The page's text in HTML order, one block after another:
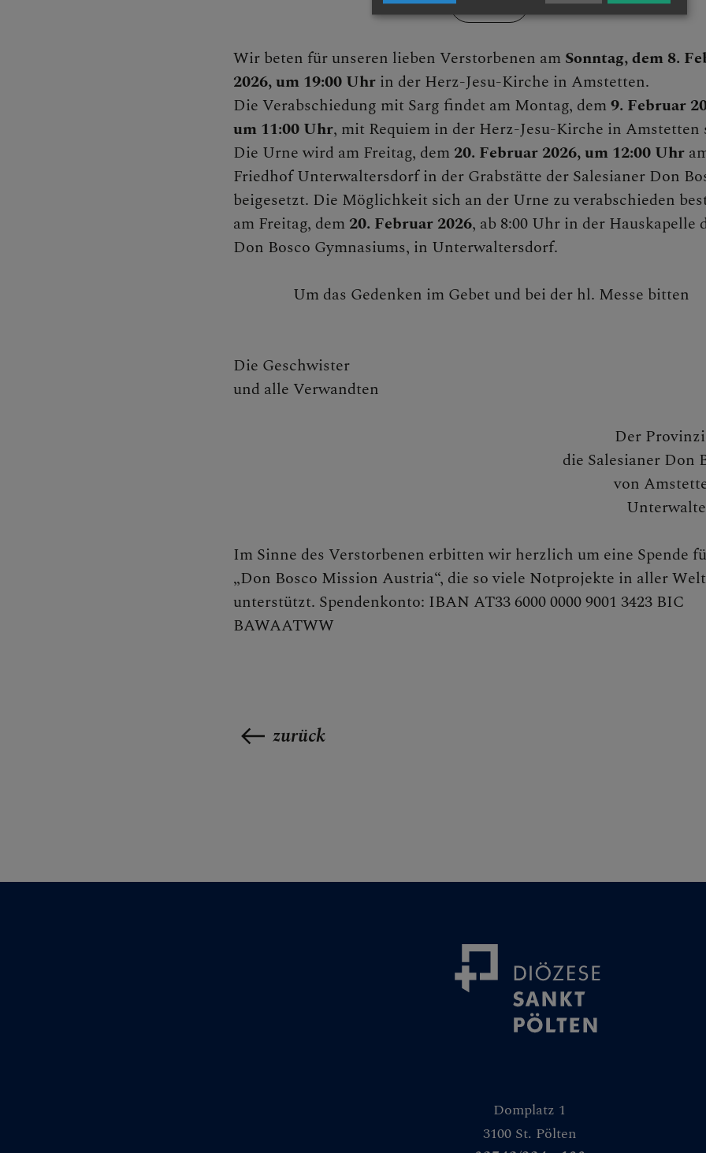
Presse und Aktuelles
Pfarrliche Öffentlichkeitsarbeit
Verstorbene
PfarrMedienAkademie
Wir beten für unseren lieben Verstorbenen am Sonntag, dem 8.
2026, um 19:00 Uhrin der Herz-Jesu-Kirche in Amstetten.
Die Verabschiedung mit Sarg findet am Montag, dem 9. Februar
um 11:00 Uhr, mit Requiem in der Herz-Jesu-Kirche in Amstetten
Die Urne wird am Freitag, dem 20. Februar 2026, um 12:00 Uhr
Friedhof Unterwaltersdorf in der Grabstätte der Salesianer Don
beigesetzt. Die Möglichkeit sich an der Urne zu verabschieden
am Freitag, dem 20. Februar 2026, ab 8:00 Uhr in der Hauskapelle
Don Bosco Gymnasiums, in Unterwaltersdorf.
Um das Gedenken im Gebet und bei der hl. Messe bitten
Die Geschwister
und alle Verwandten
Der
die Salesianer Don
von
Im Sinne des Verstorbenen erbitten wir herzlich um eine Spende
„Don Bosco Mission Austria“, die so viele Notprojekte in aller Welt
unterstützt. Spendenkonto: IBAN AT33 6000 0000 9001 3423 BIC
BAWAATWW
zurück
Domplatz 1
3100 St. Pölten